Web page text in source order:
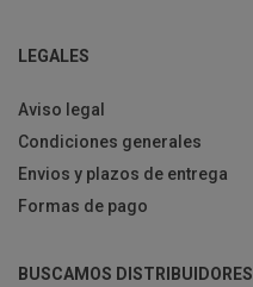
LEGALES
Aviso legal
Condiciones generales
Envios y plazos de entrega
Formas de pago
BUSCAMOS DISTRIBUIDORES